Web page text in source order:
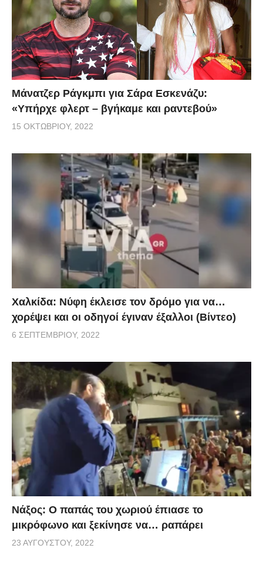
Μάνατζερ Ράγκμπι για Σάρα Εσκενάζυ:
«Υπήρχε φλερτ – βγήκαμε και ραντεβού»
15 ΟΚΤΩΒΡΊΟΥ, 2022
Χαλκίδα: Νύφη έκλεισε τον δρόμο για να…
χορέψει και οι οδηγοί έγιναν έξαλλοι (Βίντεο)
6 ΣΕΠΤΕΜΒΡΊΟΥ, 2022
Νάξος: Ο παπάς του χωριού έπιασε το
μικρόφωνο και ξεκίνησε να… ραπάρει
23 ΑΥΓΟΎΣΤΟΥ, 2022